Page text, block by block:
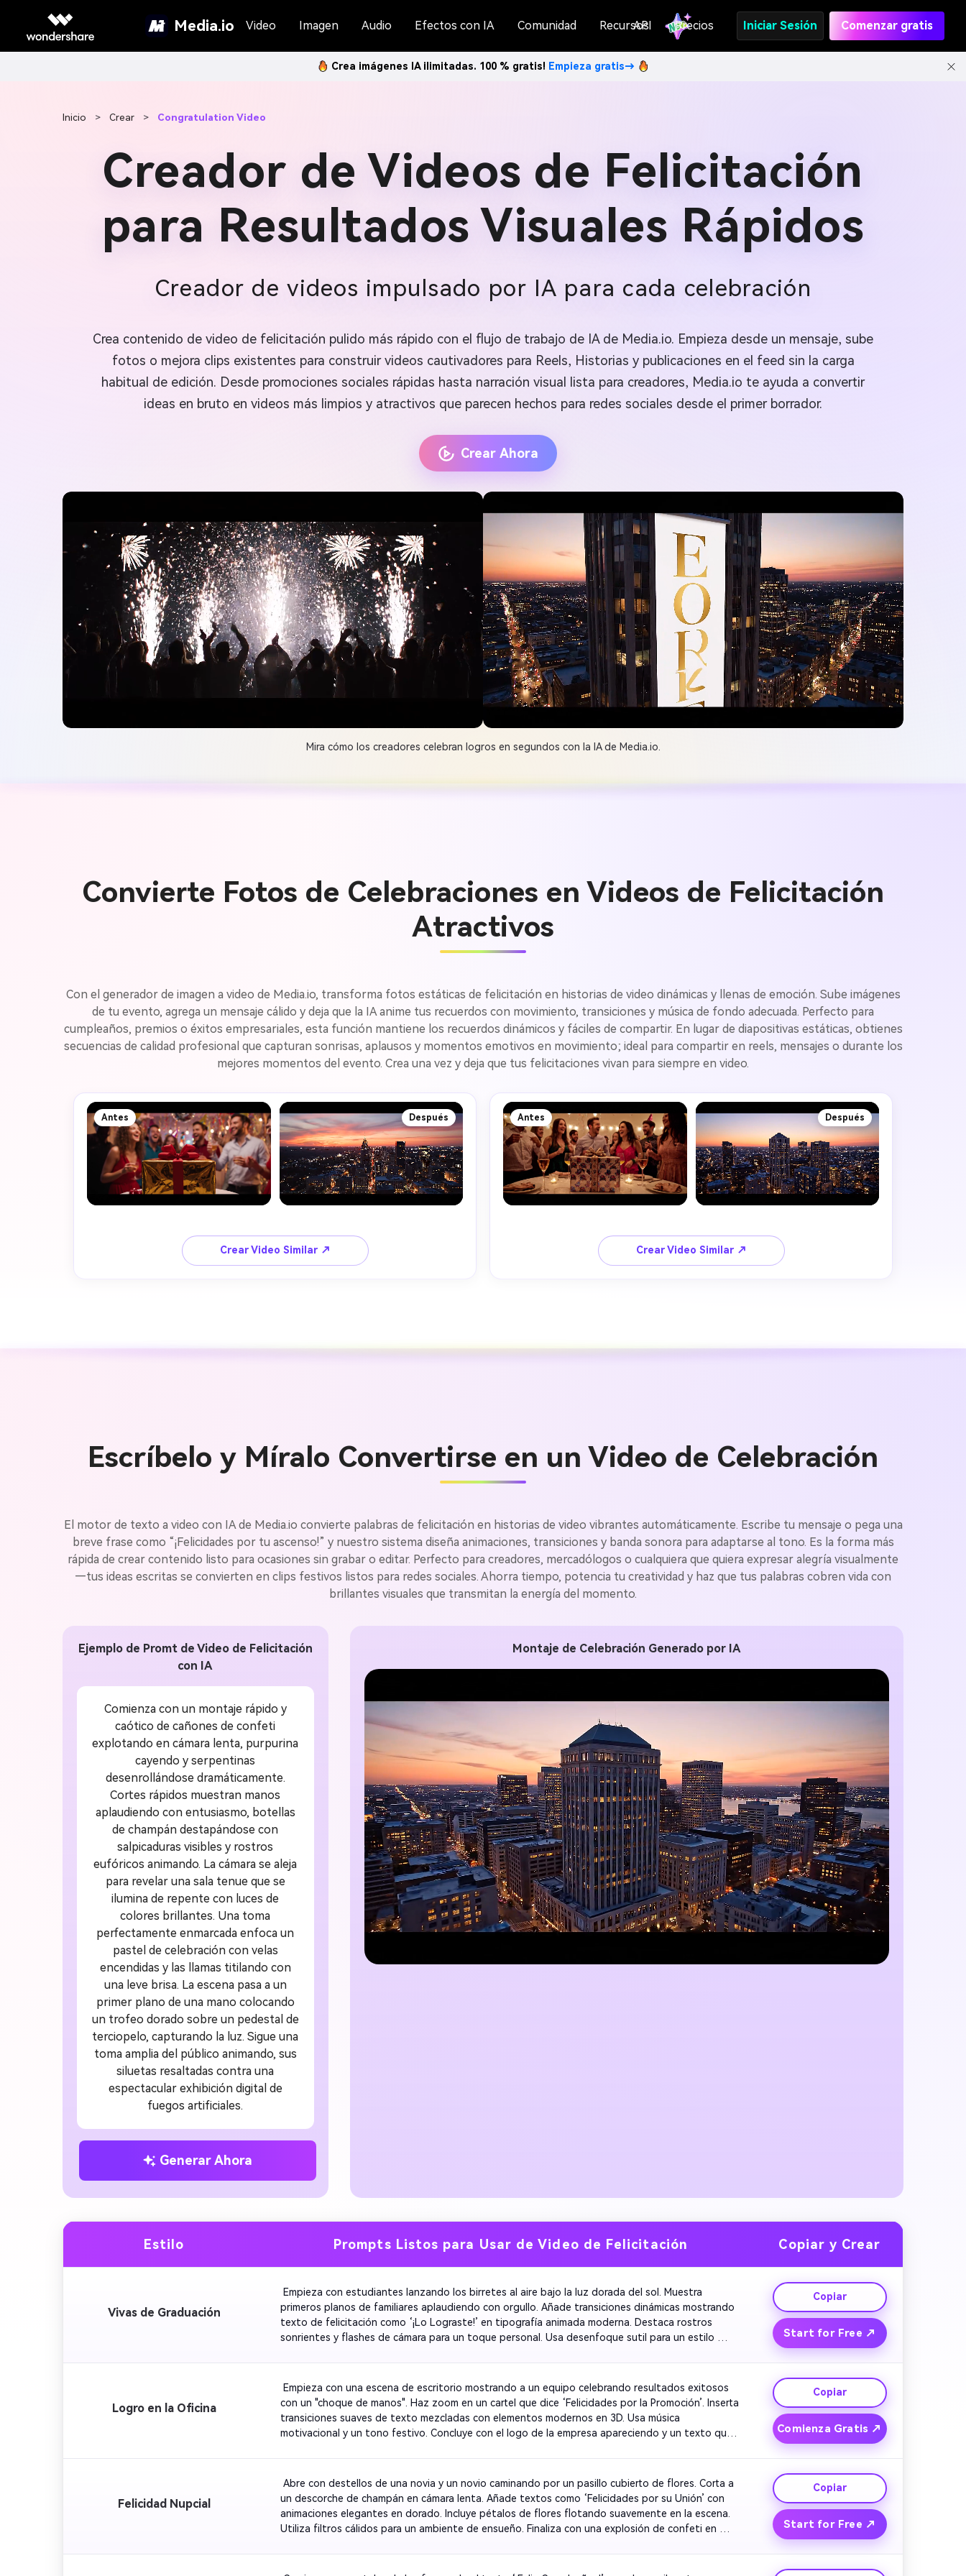
Media.io Video Imagen Audio Efectos con IA Comunidad Recursos
API Precios Iniciar Sesión Comenzar gratis
Crea imágenes IA ilimitadas. 100 % gratis! Empieza gratis→
Inicio > Crear > Congratulation Video
Creador de Videos de Felicitación
para Resultados Visuales Rápidos
Creador de videos impulsado por IA para cada celebración
Crea contenido de video de felicitación pulido más rápido con el flujo de trabajo de IA de Media.io. Empieza desde un mensaje, sube
fotos o mejora clips existentes para construir videos cautivadores para Reels, Historias y publicaciones en el feed sin la carga
habitual de edición. Desde promociones sociales rápidas hasta narración visual lista para creadores, Media.io te ayuda a convertir
ideas en bruto en videos más limpios y atractivos que parecen hechos para redes sociales desde el primer borrador.
Crear Ahora
Mira cómo los creadores celebran logros en segundos con la IA de Media.io.
Convierte Fotos de Celebraciones en Videos de Felicitación
Atractivos
Con el generador de imagen a video de Media.io, transforma fotos estáticas de felicitación en historias de video dinámicas y llenas de emoción. Sube imágenes
de tu evento, agrega un mensaje cálido y deja que la IA anime tus recuerdos con movimiento, transiciones y música de fondo adecuada. Perfecto para
cumpleaños, premios o éxitos empresariales, esta función mantiene los recuerdos dinámicos y fáciles de compartir. En lugar de diapositivas estáticas, obtienes
secuencias de calidad profesional que capturan sonrisas, aplausos y momentos emotivos en movimiento; ideal para compartir en reels, mensajes o durante los
mejores momentos del evento. Crea una vez y deja que tus felicitaciones vivan para siempre en video.
Antes Después
Crear Video Similar ↗
Antes Después
Crear Video Similar ↗
Escríbelo y Míralo Convertirse en un Video de Celebración
El motor de texto a video con IA de Media.io convierte palabras de felicitación en historias de video vibrantes automáticamente. Escribe tu mensaje o pega una
breve frase como “¡Felicidades por tu ascenso!” y nuestro sistema diseña animaciones, transiciones y banda sonora para adaptarse al tono. Es la forma más
rápida de crear contenido listo para ocasiones sin grabar o editar. Perfecto para creadores, mercadólogos o cualquiera que quiera expresar alegría visualmente
—tus ideas escritas se convierten en clips festivos listos para redes sociales. Ahorra tiempo, potencia tu creatividad y haz que tus palabras cobren vida con
brillantes visuales que transmitan la energía del momento.
Ejemplo de Promt de Video de Felicitación
con IA
Comienza con un montaje rápido y
caótico de cañones de confeti
explotando en cámara lenta, purpurina
cayendo y serpentinas
desenrollándose dramáticamente.
Cortes rápidos muestran manos
aplaudiendo con entusiasmo, botellas
de champán destapándose con
salpicaduras visibles y rostros
eufóricos animando. La cámara se aleja
para revelar una sala tenue que se
ilumina de repente con luces de
colores brillantes. Una toma
perfectamente enmarcada enfoca un
pastel de celebración con velas
encendidas y las llamas titilando con
una leve brisa. La escena pasa a un
primer plano de una mano colocando
un trofeo dorado sobre un pedestal de
terciopelo, capturando la luz. Sigue una
toma amplia del público animando, sus
siluetas resaltadas contra una
espectacular exhibición digital de
fuegos artificiales.
Generar Ahora
Montaje de Celebración Generado por IA
Estilo Prompts Listos para Usar de Video de Felicitación Copiar y Crear
Vivas de Graduación
Empieza con estudiantes lanzando los birretes al aire bajo la luz dorada del sol. Muestra
primeros planos de familiares aplaudiendo con orgullo. Añade transiciones dinámicas mostrando
texto de felicitación como ‘¡Lo Lograste!’ en tipografía animada moderna. Destaca rostros
sonrientes y flashes de cámara para un toque personal. Usa desenfoque sutil para un estilo
Copiar
Start for Free ↗
Logro en la Oficina
Empieza con una escena de escritorio mostrando a un equipo celebrando resultados exitosos
con un "choque de manos". Haz zoom en un cartel que dice ‘Felicidades por la Promoción’. Inserta
transiciones suaves de texto mezcladas con elementos modernos en 3D. Usa música
motivacional y un tono festivo. Concluye con el logo de la empresa apareciendo y un texto que
Copiar
Comienza Gratis ↗
Felicidad Nupcial
Abre con destellos de una novia y un novio caminando por un pasillo cubierto de flores. Corta a
un descorche de champán en cámara lenta. Añade textos como ‘Felicidades por su Unión’ con
animaciones elegantes en dorado. Incluye pétalos de flores flotando suavemente en la escena.
Utiliza filtros cálidos para un ambiente de ensueño. Finaliza con una explosión de confeti en
Copiar
Start for Free ↗
Crea imágenes IA
ilimitadas. 100 %
Empieza Gratis→